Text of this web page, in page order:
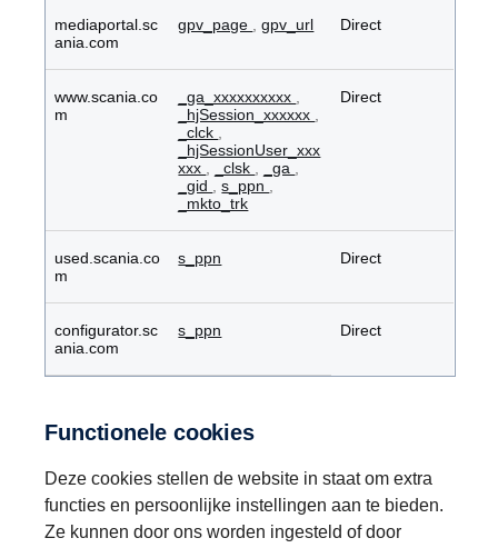
mediaportal.sc
ania.com
gpv_page ,gpv_url Direct
www.scania.co
m
_ga_xxxxxxxxxx
_hjSession_xxxxxx
_clck
_hjSessionUser_xxx
xxx
_clsk _ga
_gid
,s_ppn
_mkto_trk
Direct
used.scania.co
m
s_ppn Direct
configurator.sc
ania.com
s_ppn Direct
Functionele cookies
Deze cookies stellen de website in staat om extra
functies en persoonlijke instellingen aan te bieden.
Ze kunnen door ons worden ingesteld of door